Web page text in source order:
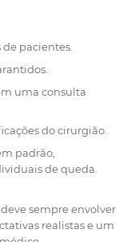
de pacientes.
uma consulta
do cirurgião.
padrão,
de queda.
sempre envolver
realistas e um